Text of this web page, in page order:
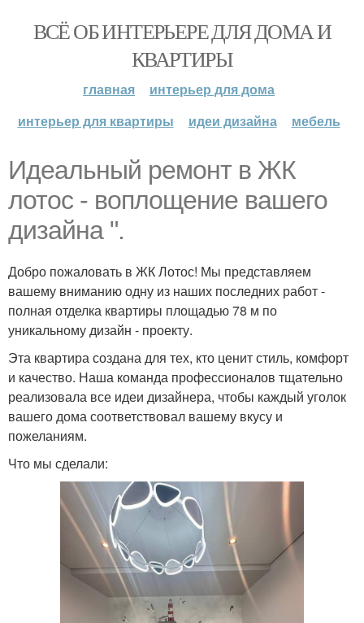
ВСЁ ОБ ИНТЕРЬЕРЕ ДЛЯ ДОМА И
КВАРТИРЫ
главная
интерьер для дома
интерьер для квартиры
идеи дизайна мебель
Идеальный ремонт в ЖК
лотос - воплощение вашего
дизайна ".
Добро пожаловать в ЖК Лотос! Мы представляем
вашему вниманию одну из наших последних работ -
полная отделка квартиры площадью 78 м по
уникальному дизайн - проекту.
Эта квартира создана для тех, кто ценит стиль, комфорт
и качество. Наша команда профессионалов тщательно
реализовала все идеи дизайнера, чтобы каждый уголок
вашего дома соответствовал вашему вкусу и
пожеланиям.
Что мы сделали: